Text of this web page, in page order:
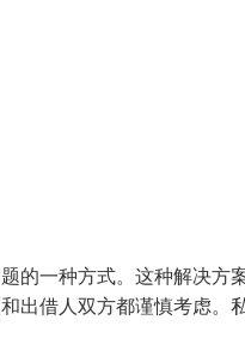
的一种方式。这种解决方
出借人双方都谨慎考虑。